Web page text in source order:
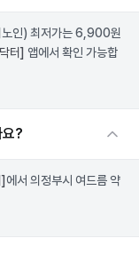
노인) 최저가는 6,900원
터] 앱에서 확인 가능합
?
에서 의정부시 여드름 약